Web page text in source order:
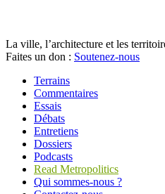
La ville, l’architecture et les
Faites un don : Soutenez-nous
Terrains
Commentaires
Essais
Débats
Entretiens
Dossiers
Podcasts
Read Metropolitics
Qui sommes-nous ?